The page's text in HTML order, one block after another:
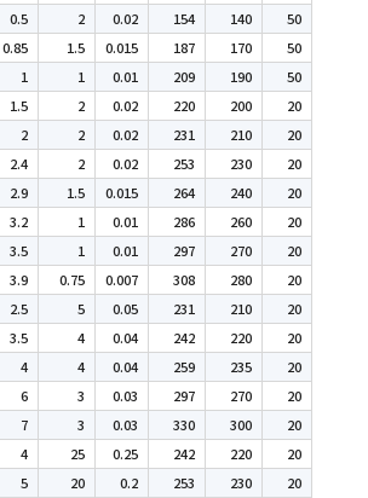
0.5 2 0.02 154 140
50
0.85 1.5 0.015 187 170
50
1 1 0.01 209 190
50
1.5 2 0.02 220 200
20
2 2 0.02 231 210
20
2.4 2 0.02 253 230
20
2.9 1.5 0.015 264 240
20
3.2 1 0.01 286 260
20
3.5 1 0.01 297 270
20
3.9 0.75 0.007 308 280
20
2.5 5 0.05 231 210
20
3.5 4 0.04 242 220
20
4 4 0.04 259 235
20
6 3 0.03 297 270
20
7 3 0.03 330 300
20
4 25 0.25 242 220
20
5 20 0.2 253 230
20